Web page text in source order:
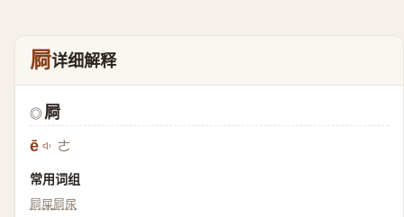
屙详细解释
◎ 屙
ē
ㄜ
常用词组
屙屎屙尿